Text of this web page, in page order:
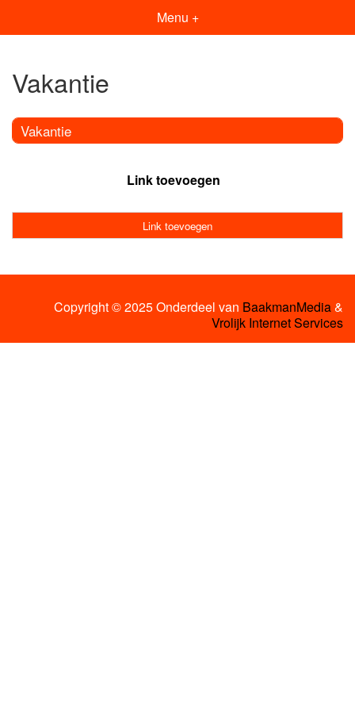
Menu +
Vakantie
Vakantie
Link toevoegen
Link toevoegen
Copyright © 2025 Onderdeel van BaakmanMedia&
Vrolijk Internet Services